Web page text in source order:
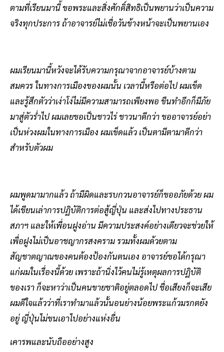
ตามที่เรียนมานี้ ขอพระและสิ่งศักดิ์สิทธิเป็นพยานว่าเป็นความ
จริงทุกประการ ถ้าอาจารย์ไม่เชื่อวันข้างหน้าจะเป็นพยานเอง
ผมเรียนมานี้หวังจะได้รับความกรุณาจากอาจารย์บ้างตาม
สมควร ในทางการเมืองของผมนั้น เวลานี้หรือต่อไป ผมเข็ด
และรู้สึกตัวว่าเง่าโง่ไม่มีความสามารถเพียงพอ ขืนทำอีกก็มีภัย
มาสู่ตัวร่ำไป ผมเลยขอเป็นชาวไร่ ชาวนาดีกว่า ขออาจารย์อย่า
เป็นห่วงผมในทางการเมือง ผมเข็ดแล้ว เป็นตามีตามาดีกว่า
สำหรับตัวผม
ผมพูดมามากแล้ว ถ้ามีผิดและรบกวนอาจารย์ก็ขออภัยด้วย ผม
ได้เขียนเล่าการปฏิบัติการต่อสู้ญี่ปุ่น และส่งไปทางประธาน
สภาฯ และให้เพื่อนฝูงอ่าน มีความประสงค์อย่างเดียวจะช่วยให้
เพื่อฝูงไม่เป็นอาชญากรสงคราม รวมทั้งผมด้วยตาม
สัญชาตญาณของคนต้องป้องกันตนเอง อาจารย์ขอได้กรุณา
แก่ผมในเรื่องนี้ด้วย เพราะถ้านิ่งไว้คนไม่รู้เหตุผลการปฏิบัติ
ของเรา ก็จะหาว่าเป็นคนขายชาติอยู่ตลอดไป ชื่อเสียงก็จะเสีย
ผมดีใจแล้วว่าที่เราทำมาแล้วนั้นอนย่างน้อยพระแก้วมรกตยัง
อยู่ ญี่ปุ่นไม่ขนเอาไปอย่างแห่งอื่น
เคารพและนับถืออย่างสูง